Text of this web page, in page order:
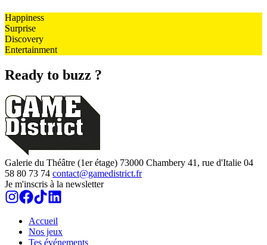
Happiness
Surprise
Discovery
Entertainment
Ready to buzz ?
Galerie du Théâtre (1er étage) 73000 Chambery 41, rue d'Italie 04
58 80 73 74 contact@gamedistrict.fr
Je m'inscris à la newsletter
Accueil
Nos jeux
Tes événements